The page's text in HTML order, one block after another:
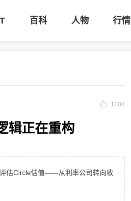
百科 人物 行情
1008
辑正在重构
评估Circle估值——从利率公司转向收